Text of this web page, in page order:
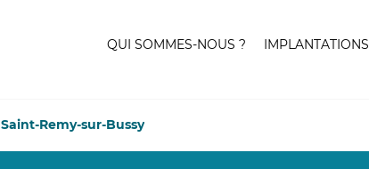
QUI SOMMES-NOUS ? IMPLANTATIONS
Saint-Remy-sur-Bussy